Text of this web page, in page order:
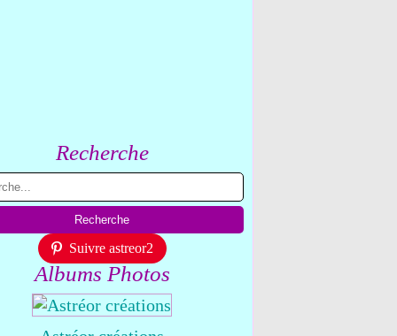
Recherche
Suivre astreor2
Albums Photos